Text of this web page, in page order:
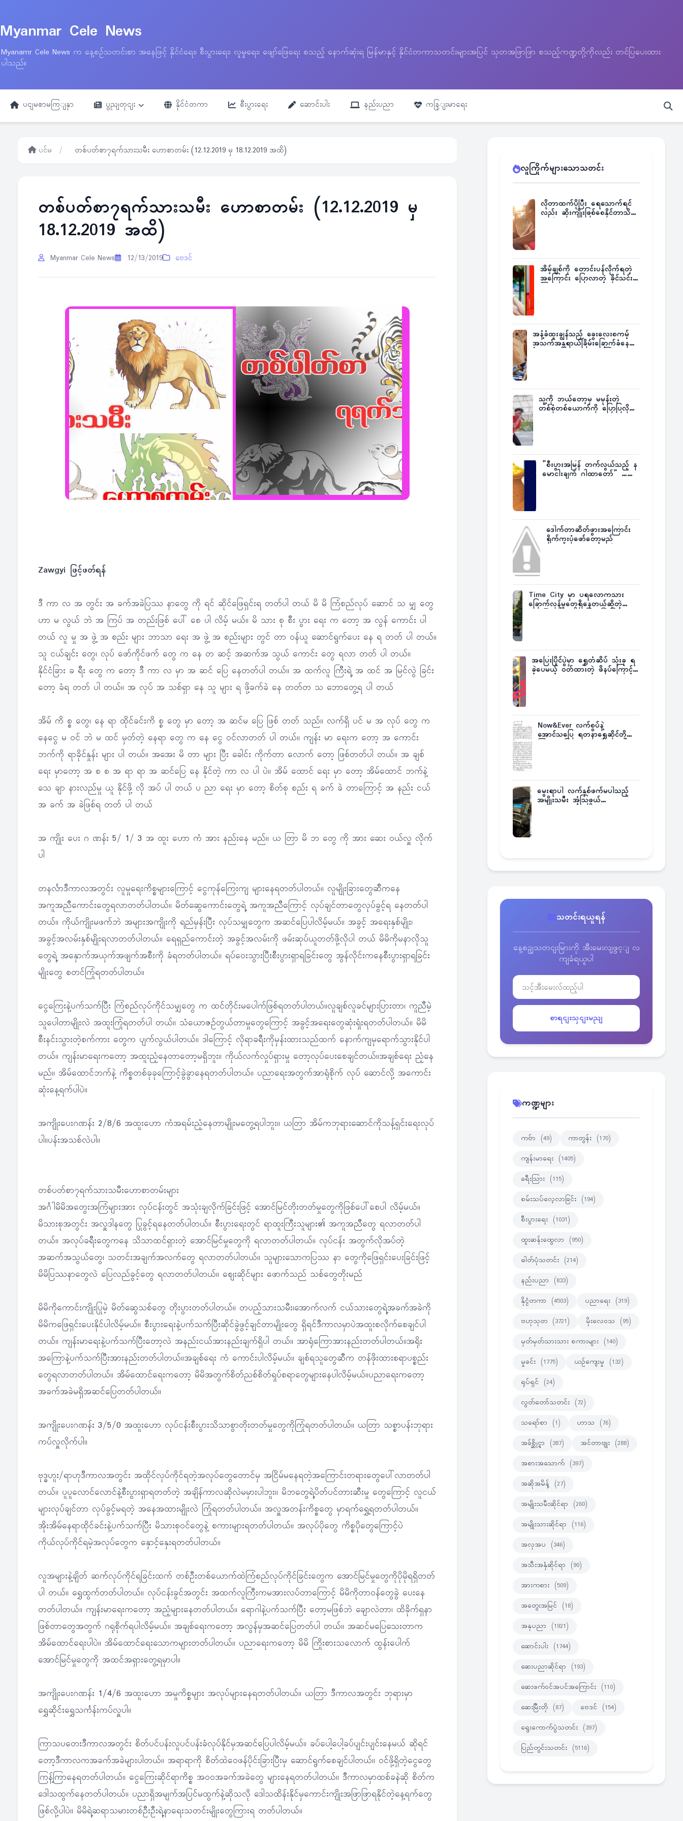
Myanmar Cele News
Myanamr Cele News က နေ့စဉ်သတင်းစာ အနေဖြင့် နိုင်ငံရေး၊ စီးပွားရေး၊ လူမှုရေး၊ ဖျော်ဖြေရေး စသည့် နောက်ဆုံးရ မြန်မာနှင့် နိုင်ငံတကာသတင်းများအပြင် သုတအဖြာဖြာ စသည့်ကဏ္ဍတို့ကိုလည်း တင်ပြပေးထား
ပါသည်။
ပငျမစာမကြျနှာ ပွညျတှငျး နိုင်ငံတကာ စီးပွားရေး ဆောင်းပါး နည်းပညာ ကနြျးမာရေး
ပင်မ / တစ်ပတ်စာ၇ရက်သားသမီး ဟောစာတမ်း (12.12.2019 မှ 18.12.2019 အထိ)
တစ်ပတ်စာ၇ရက်သားသမီး ဟောစာတမ်း (12.12.2019 မှ
18.12.2019 အထိ)
Myanmar Cele News 12/13/2019 ဗေဒင်
Zawgyi ဖြင့်ဖတ်ရန်
ဒီ ကာ လ အ တွင်း အ ခက်အခဲပြဿ နာတွေ ကို ရင် ဆိုင်ဖြေရှင်းရ တတ်ပါ တယ် မိ မိ ကြံစည်လုပ် ဆောင် သ မျှ တွေ
ဟာ မ လွယ် ဘဲ အ ကြပ် အ တည်းဖြစ် ပေါ် စေ ပါ လိမ့် မယ်။ မိ သား စု စီး ပွား ရေး က တော့ အ လွန် ကောင်း ပါ
တယ် လူ မှု အ ဖွဲ့ အ စည်း များ ဘာသာ ရေး အ ဖွဲ့ အ စည်းများ တွင် တာ ဝန်ယူ ဆောင်ရွက်ပေး နေ ရ တတ် ပါ တယ်။
သူ ငယ်ချင်း တွေ၊ လုပ် ဖော်ကိုင်ဖက် တွေ က နေ တ ဆင့် အဆက်အ သွယ် ကောင်း တွေ ရလာ တတ် ပါ တယ်။
နိုင်ငံခြား ခ ရီး တွေ က တော့ ဒီ ကာ လ မှာ အ ဆင် ပြေ နေတတ်ပါ တယ်။ အ ထက်လူ ကြီးရဲ့ အ ထင် အ မြင်လွဲ ခြင်း
တော့ ခံရ တတ် ပါ တယ်။ အ လုပ် အ သစ်ရှာ နေ သူ များ ရ ဖို့ခက်ခဲ နေ တတ်တ သ ဘောတွေ့ရ ပါ တယ်
အိမ် ကိ စ္စ တွေ၊ နေ ရာ ထိုင်ခင်းကိ စ္စ တွေ မှာ တော့ အ ဆင်မ ပြေ ဖြစ် တတ် သည်။ လက်ရှိ ပင် မ အ လုပ် တွေ က
နေငွေ မ ဝင် ဘဲ မ ထင် မှတ်တဲ့ နေရာ တွေ က နေ ငွေ ဝင်လာတတ် ပါ တယ်။ ကျန်း မာ ရေးက တော့ အ ကောင်း
ဘက်ကို ရာခိုင်နှုန်း များ ပါ တယ်။ အအေး မိ တာ များ ပြီး ခေါင်း ကိုက်တာ လောက် တော့ ဖြစ်တတ်ပါ တယ်။ အ ချစ်
ရေး မှာတော့ အ စ စ အ ရာ ရာ အ ဆင်ပြေ နေ နိုင်တဲ့ ကာ လ ပါ ပဲ။ အိမ် ထောင် ရေး မှာ တော့ အိမ်ထောင် ဘက်နဲ့
သေ ချာ နားလည်မှု ယူ နိုင်ဖို့ လို အပ် ပါ တယ် ပ ညာ ရေး မှာ တော့ စိတ်စု စည်း ရ ခက် ခဲ တာကြောင့် အ နည်း ငယ်
အ ခက် အ ခဲဖြစ်ရ တတ် ပါ တယ်
အ ကျိုး ပေး ဂ ဏန်း 5/ 1/ 3 အ ထူး ဟော ကံ အား နည်းနေ မည်။ ယ တြာ မိ ဘ တွေ ကို အား ဆေး ဝယ်လှူ လိုက်
ပါ
တနင်္လာဒီကာလအတွင်း လူမှုရေးကိစ္စများကြောင့် ငွေကုန်ကြေးကျ များနေရတတ်ပါတယ်။ လူမျိုးခြားတွေဆီကနေ
အကူအညီကောင်းတွေရလာတတ်ပါတယ်။ မိတ်ဆွေကောင်းတွေရဲ့ အကူအညီကြောင့် လုပ်ချင်တာတွေလုပ်ခွင့်ရ နေတတ်ပါ
တယ်။ ကိုယ်ကျိုးမဖက်ဘဲ အများအကျိုးကို ရည်မှန်းပြီး လုပ်သမျှတွေက အဆင်ပြေပါလိမ့်မယ်။ အခွင့် အရေးနှစ်မျိုး၊
အခွင့်အလမ်းနှစ်မျိုးရလာတတ်ပါတယ်။ ရေရှည်ကောင်းတဲ့ အခွင့်အလမ်းကို ဖမ်းဆုပ်ယူတတ်ဖို့လိုပါ တယ် မိမိကိုမနာလိုသူ
တွေရဲ့ အနှောက်အယှက်အဖျက်အစီးကို ခံရတတ်ပါတယ်။ ရပ်ဝေးသွားပြီးစီးပွားရှာရခြင်းတွေ အွန်လိုင်းကနေစီးပွားရှာရခြင်း
မျိုးတွေ စတင်ကြုံရတတ်ပါတယ်။
ငွေကြေးနဲ့ပက်သက်ပြီး ကြံစည်လုပ်ကိုင်သမျှတွေ က ထင်တိုင်းမပေါက်ဖြစ်ရတတ်ပါတယ်။လူချစ်လူခင်များပြားတာ၊ ကူညီမဲ့
သူပေါတာမျိုးလဲ အထူးကြုံရတတ်ပါ တယ်။ သံယောဇဉ်တွယ်တာမှုတွေကြောင့် အခွင့်အရေးတွေဆုံးရှုံးရတတ်ပါတယ်။ မိမိ
စီးနင်းသွားတဲ့စက်ကား တွေက ပျက်လွယ်ပါတယ်။ ဒါကြောင့် လိုရာခရီးကိုမှန်းထားသည်ထက် နောက်ကျမှရောက်သွားနိုင်ပါ
တယ်။ ကျန်းမာရေးကတော့ အထူးညံ့နေတာတော့မရှိဘူး။ ကိုယ်လက်လှုပ်ရှားမှု တော့လုပ်ပေးစေချင်တယ်။အချစ်ရေး ညံ့နေ
မည်။ အိမ်ထောင်ဘက်နဲ့ ကိစ္စတစ်ခုခုကြောင့်ခွဲခွာနေရတတ်ပါတယ်။ ပညာရေးအတွက်အာရုံစိုက် လုပ် ဆောင်လို့ အကောင်း
ဆုံးနေ့ရက်ပါပဲ။
အကျိုးပေးဂဏန်း 2/8/6 အထူးဟော ကံအရမ်းညံ့နေတာမျိုးမတွေ့ရပါဘူး။ ယတြာ အိမ်ကဘုရားဆောင်ကိုသန့်ရှင်းရေးလုပ်
ပါ။ပန်းအသစ်လဲပါ။
တစ်ပတ်စာ၇ရက်သားသမီးဟောစာတမ်းများ
အင်္ဂါမိမိအတွေးအကြံများအား လုပ်ငန်းတွင် အသုံးချလိုက်ခြင်းဖြင့် အောင်မြင်တိုးတတ်မှုတွေကိုဖြစ်ပေါ်စေပါ လိမ့်မယ်။
မိသားစုအတွင်း အလှူဒါနတွေ ပြုခွင့်ရနေတတ်ပါတယ်။ စီးပွားရေးတွင် ရာထူးကြီးသူများ၏ အကူအညီတွေ ရလာတတ်ပါ
တယ်။ အလုပ်ခရီးတွေကနေ သိသာထင်ရှားတဲ့ အောင်မြင်မှုတွေကို ရလာတတ်ပါတယ်။ လုပ်ငန်း အတွက်လိုအပ်တဲ့
အဆက်အသွယ်တွေ၊ သတင်းအချက်အလက်တွေ ရလာတတ်ပါတယ်။ သူများသောကပြဿ နာ တွေကိုဖြေရှင်းပေးခြင်းဖြင့်
မိမိပြဿနာတွေလဲ ပြေလည်ခွင့်တွေ ရလာတတ်ပါတယ်။ ဈေးဆိုင်များ ဖောက်သည် သစ်တွေတိုးမည်
မိမိကိုကောင်းကျိုးပြုမဲ့ မိတ်ဆွေသစ်တွေ တိုးပွားတတ်ပါတယ်။ တပည့်သားသမီး၊အောက်လက် ငယ်သားတွေရဲ့အခက်အခဲကို
မိမိကဖြေရှင်းပေးနိုင်ပါလိမ့်မယ်။ စီးပွားရေးနဲ့ပက်သက်ပြီးဆိုင်ခွဲဖွင့်ချင်တာမျိုးတွေ ရှိရင်ဒီကာလမှာပဲအထူးစလိုက်စေချင်ပါ
တယ်။ ကျန်းမာရေးနဲ့ပက်သက်ပြီးတော့လဲ အနည်းငယ်အားနည်းချက်ရှိပါ တယ်။ အာရုံကြောအားနည်းတတ်ပါတယ်။အရိုး
အကြောနဲ့ပက်သက်ပြီးအားနည်းတတ်ပါတယ်။အချစ်ရေး ကံ ကောင်းပါလိမ့်မယ်။ ချစ်ရသူတွေဆီက တန်ဖိုးထားစရာပစ္စည်း
တွေရလာတတ်ပါတယ်။ အိမ်ထောင်ရေးကတော့ မိမိအတွက်စိတ်ညစ်စိတ်ရှုပ်စရာတွေများနေပါလိမ့်မယ်။ပညာရေးကတော့
အခက်အခဲမရှိအဆင်ပြေတတ်ပါတယ်။
အကျိုးပေးဂဏန်း 3/5/0 အထူးဟော လုပ်ငန်းစီးပွားသိသာစွာတိုးတတ်မှုတွေကိုကြုံရတတ်ပါတယ်။ ယတြာ သစ္စာပန်းဘုရား
ကပ်လှူလိုက်ပါ။
ဗုဒ္ဓဟူး/ရာဟုဒီကာလအတွင်း အထိုင်လုပ်ကိုင်ရတဲ့အလုပ်တွေတောင်မှ အငြိမ်မနေရတဲ့အကြောင်းတရားတွေပေါ်လာတတ်ပါ
တယ်။ ပူပူလောင်လောင်နဲ့စီးပွားရှာရတတ်တဲ့ အချိန်ကာလဆိုလဲမမှားပါဘူး။ မိဘတွေရဲ့ပိတ်ပင်တားဆီးမှု တွေကြောင့် လူငယ်
များလုပ်ချင်တာ လုပ်ခွင့်မရတဲ့ အနေအထားမျိုးလဲ ကြုံရတတ်ပါတယ်။ အလှူအတန်းကိစ္စတွေ မှာရက်ရွှေ့ရတတ်ပါတယ်။
အိုးအိမ်နေရာထိုင်ခင်းနဲ့ပက်သက်ပြီး မိသားစုဝင်တွေနဲ့ စကားများရတတ်ပါတယ်။ အလုပ်ပိုတွေ ကိစ္စပိုတွေကြောင့်ပဲ
ကိုယ်လုပ်ကိုင်ရမဲ့အလုပ်တွေက နှောင့်နှေးရတတ်ပါတယ်။
လူအများနဲ့ချိတ် ဆက်လုပ်ကိုင်ရခြင်းထက် တစ်ဦးတစ်ယောက်ထဲကြံစည်လုပ်ကိုင်ခြင်းတွေက အောင်မြင်မှုတွေကိုပိုမိုရရှိတတ်
ပါ တယ်။ ရွှေထွက်တတ်ပါတယ်။ လုပ်ငန်းခွင်အတွင်း အထက်လူကြီးကမအားလပ်တာကြောင့် မိမိကိုတာဝန်တွေခွဲ ပေးနေ
တတ်ပါတယ်။ ကျန်းမာရေးကတော့ အညံ့များနေတတ်ပါတယ်။ ရောဂါနဲ့ပက်သက်ပြီး တော့မဖြစ်ဘဲ ချောလဲတာ၊ ထိခိုက်ရှနာ
ဖြစ်တာတွေအတွက် ဂရုစိုက်ရပါလိမ့်မယ်။ အချစ်ရေးကတော့ အလွန်မှအဆင်ပြေတတ်ပါ တယ်။ အဆင်မပြေသေးတာက
အိမ်ထောင်ရေးပါပဲ။ အိမ်ထောင်ရေးသောကများတတ်ပါတယ်။ ပညာရေးကတော့ မိမိ ကြိုးစားသလောက် ထွန်းပေါက်
အောင်မြင်မှုတွေကို အထင်အရှားတွေ့ရမှာပါ။
အကျိုးပေးဂဏန်း 1/4/6 အထူးဟော အမှုကိစ္စများ အလုပ်များနေရတတ်ပါတယ်။ ယတြာ ဒီကာလအတွင်း ဘုရားမှာ
ရွှေဆိုင်းရွှေသင်္ကန်းကပ်လှူပါ။
ကြာသပတေးဒီကာလအတွင်း စိတ်ပင်ပန်းလူပင်ပန်းခံလုပ်နိုင်မှအဆင်ပြေပါလိမ့်မယ်။ ခပ်ပေါ့ပေါ့ခပ်ပျင်းပျင်းနေမယ် ဆိုရင်
တော့ဒီကာလကအခက်အခဲများပါတယ်။ အရာရာကို စိတ်ထဲဝေဖန်ပိုင်းခြားပြီးမှ ဆောင်ရွက်စေချင်ပါတယ်။ ဝင်ဖို့ရှိတဲ့ငွေတွေ
ကြန့်ကြာနေရတတ်ပါတယ်။ ငွေကြေးဆိုင်ရာကိစ္စ အ၀၀အခက်အခဲတွေ များနေရတတ်ပါတယ်။ ဒီကာလမှာထစ်ခနဲဆို စိတ်က
ဒေါသထွက်နေတတ်ပါတယ်။ ပညာရှိအမျက်အပြင်မထွက်နဲ့ဆိုသလို ဒေါသထိန်းနိုင်မှကောင်းကျိုးအဖြာဖြာရနိုင်တဲ့နေ့ရက်တွေ
ဖြစ်လို့ပါပဲ။ မိမိရဲ့ဆရာသမားတစ်ဦးဦးရဲ့နာရေးသတင်းမျိုးတွေကြားရ တတ်ပါတယ်။
လူကြိုက်များသောသတင်း
လိုတာထက်ပိုပြီး ရေသောက်ရင်
လည်း ဆိုးကျိုးဖြစ်စေနိုင်တာသိရဲ့
အိမ့်ချစ်ကို တောင်းပန်လိုက်ရတဲ့
အကြောင်း ပြောလာတဲ့ ခိုင်သင်း
အနံ့ခံထူးချွန်သည့် ခွေးလေးစကမ့်
အသက်အန္တရာယ်ခြိမ်းခြောက်ခံနေရ
သူ့ကို ဘယ်တော့မှ မမုန်းတဲ့
တစ်စုံတစ်ယောက်ကို ပြောပြလိုက်
”စီးပွားအမြန် တက်လွယ်သည့် န
မောငါးချက် ဂါထာတော်” ……
ဒေါက်တာဆိတ်ဖွားအကြောင်း
ရိုက်ကူးပုံဖော်တော့မည်
Time City မှာ ပရလောကသား
ခြောက်လှန့်မှုတွေရှိနေတယ်ဆိုတဲ့
အပြေးပြိုင်ပွဲမှာ ရွှေတံဆိပ် သုံးခု ရ
ခဲ့ပေမယ့် ဝတ်ထားတဲ့ ဖိနပ်ကြောင့်
Now&Ever လက်စွပ်နဲ့
အောင်သပြေ ရတနာရွှေဆိုင်တို့
မွေးရာပါ လက်နှစ်ဖက်မပါသည့်
အမျိုးသမီး အံ့သြဖွယ်
သတင်းရယူရန်
နေ့စဥျသတငျးမြားကို အီးမေးလျဖွင့ျ လ
ကျခံရယူပါ
စာရငျးသှငျးမညျ
ကဏ္ဍများ
ကဗ်ာ (49) ကာတွန်း (170)
ကျန်းမာရေး (1405)
ခရီးသြား (115)
စမ်းသပ်လေ့လာခြင်း (194)
စီးပွားရေး (1031)
ထူးဆန်းထွေလာ (950)
ဓါတ်ပုံသတင်း (214)
နည်းပညာ (833)
နိုင္ငံတကာ (4503) ပညာရေး (319)
ဗဟုသုတ (3721) မိုးလေဝသ (95)
မှတ်မှတ်သားသား စကားများ (140)
မှုခင်း (1775) ယဉ်ကျေးမှု (132)
ရုပ်ရှင် (24)
လွတ်တော်သတင်း (72)
သရော်စာ (1) ဟာသ (76)
အခ်စ္ဆိုင္ရာ (387) အင်တာဗျုး (288)
အစားအသောက် (397)
အဆိုအမိန့် (27)
အမျိုးသမီးဆိုင်ရာ (260)
အမျိုးသားဆိုင်ရာ (116)
အလှအပ (346)
အသီးအနှံဆိုင်ရာ (90)
အားကစား (509)
အတွေးအမြင် (18)
အနုပညာ (1921)
ဆောင်းပါး (1744)
ဆေးပညာဆိုင်ရာ (193)
ဆေးဖက်ဝင်အပင်အကြောင်း (110)
ဆေးမြီးတို (87) ဗေဒင် (154)
ရွေးကောက်ပွဲသတင်း (397)
ပြည်တွင်းသတင်း (5116)